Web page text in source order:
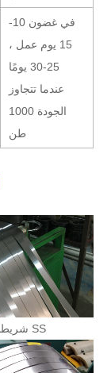
في غضون 10-
15 يوم عمل ،
25-30 يومًا
عندما تتجاوز
الجودة 1000
طن
شريط 304 SS